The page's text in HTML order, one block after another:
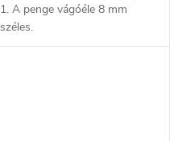
1. A penge vágóéle 8 mm
széles.